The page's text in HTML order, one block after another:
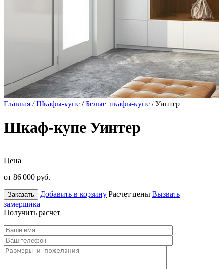
Главная /Шкафы-купе /Белые шкафы-купе / Уинтер
Шкаф-купе Уинтер
Цена:
от 86 000 руб.
Заказать Добавить в корзину Расчет цены Вызвать
замерщика
Получить расчет